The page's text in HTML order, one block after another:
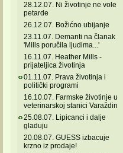
28.12.07. Ni životinje ne vole
petarde
26.12.07. Božićno ubijanje
23.11.07. Demanti na članak
'Mills poručila ljudima...'
16.11.07. Heather Mills -
prijateljica životinja
01.11.07. Prava životinja i
politički programi
16.10.07. Farmske životinje u
veterinarskoj stanici Varaždin
25.08.07. Lipicanci i dalje
gladuju
20.08.07. GUESS izbacuje
krzno iz prodaje!